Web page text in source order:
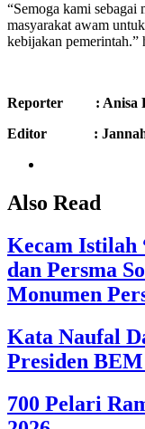
“Semoga kami sebagai
masyarakat awam
kebijakan pemerintah.”
Reporter : Anisa
Editor : Jannah
Also Read
Kecam Istilah
dan Persma
Monumen
Kata Naufal
Presiden
700 Pelari